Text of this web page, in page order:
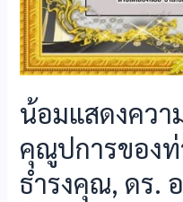
น้อมแสดงควา
คุณูปการของ
ธำรงคุณ, ดร.